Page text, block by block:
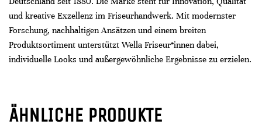
und kreative Exzellenz im Friseurhandwerk. Mit modernster
Forschung, nachhaltigen Ansätzen und einem breiten
Produktsortiment unterstützt Wella Friseur*innen dabei,
individuelle Looks und außergewöhnliche Ergebnisse zu erzielen.
ÄHNLICHE PRODUKTE